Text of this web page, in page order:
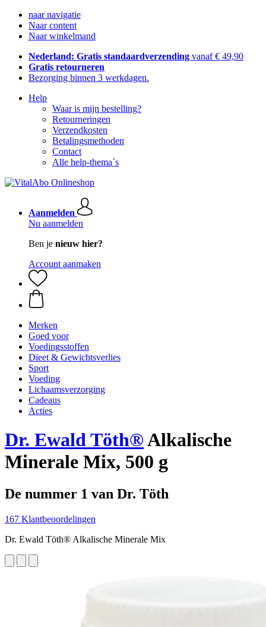
naar navigatie
Naar content
Naar winkelmand
Nederland: Gratis standaardverzending vanaf € 49,90
Gratis retourneren
Bezorging binnen 3 werkdagen.
Help
Waar is mijn bestelling?
Retourneringen
Verzendkosten
Betalingsmethoden
Contact
Alle help-thema`s
Aanmelden
Nu aanmelden
Ben je nieuw hier?
Account aanmaken
Merken
Goed voor
Voedingsstoffen
Dieet & Gewichtsverlies
Sport
Voeding
Lichaamsverzorging
Cadeaus
Acties
Dr. Ewald Töth®Alkalische
Minerale Mix, 500 g
De nummer 1 van Dr. Töth
167 Klantbeoordelingen
Dr. Ewald Töth® Alkalische Minerale Mix